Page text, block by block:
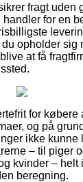
fragt uden
for en
opholder sig
at få
for købere
og på
ikke
– til piger
kvinder – helt
beregning.